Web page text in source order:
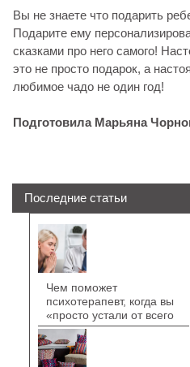
Вы не знаете что подарить
Подарите ему
сказками про него самого!
это не просто подарок, а
любимое чадо не один год!
Подготовила Марьяна
Последние статьи
Чем поможет
психотерапевт, когда вы
«просто устали от всего